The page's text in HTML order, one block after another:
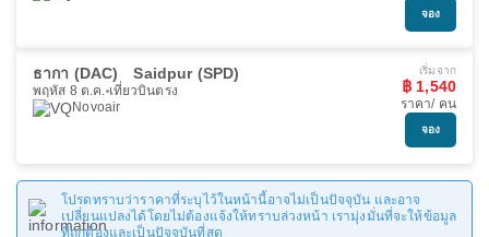
จอง
ธากา (DAC) Saidpur (SPD)
พฤหัส 8 ต.ค. เที่ยวบินตรง
Novoair
เริ่มจาก
฿ 1,540
ราคา/ คน
จอง
โปรดทราบว่าราคาที่ระบุไว้ในหน้านี้อาจไม่เป็นปัจจุบัน และอาจ
เปลี่ยนแปลงได้โดยไม่ต้องแจ้งให้ทราบล่วงหน้า เรามุ่งมั่นที่จะให้ข้อมูล
ที่ถูกต้องและเป็นปัจจุบันที่สุด